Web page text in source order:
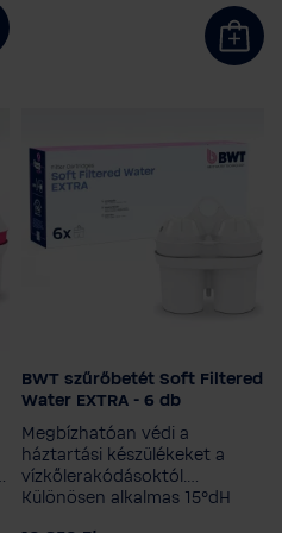
Kiegyensúlyozott lúgos
EXTRA
Kiszerelés
3 darab
1+3 utántöltés
Szűrő technológia
Magnézium Mineralized
Water
CINC + Magnézium
Mineralized Water
BWT szűrőbetét Soft Filtered
Water EXTRA - 6 db
Megbízhatóan védi a
háztartási készülékeket a
vízkőlerakódásoktól.
Különösen alkalmas 15°dH